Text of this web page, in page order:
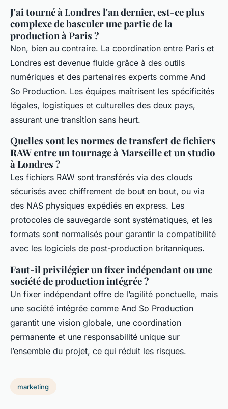
J'ai tourné à Londres l'an dernier, est-ce plus
complexe de basculer une partie de la
production à Paris ?
Non, bien au contraire. La coordination entre Paris et
Londres est devenue fluide grâce à des outils
numériques et des partenaires experts comme And
So Production. Les équipes maîtrisent les spécificités
légales, logistiques et culturelles des deux pays,
assurant une transition sans heurt.
Quelles sont les normes de transfert de fichiers
RAW entre un tournage à Marseille et un studio
à Londres ?
Les fichiers RAW sont transférés via des clouds
sécurisés avec chiffrement de bout en bout, ou via
des NAS physiques expédiés en express. Les
protocoles de sauvegarde sont systématiques, et les
formats sont normalisés pour garantir la compatibilité
avec les logiciels de post-production britanniques.
Faut-il privilégier un fixer indépendant ou une
société de production intégrée ?
Un fixer indépendant offre de l’agilité ponctuelle, mais
une société intégrée comme And So Production
garantit une vision globale, une coordination
permanente et une responsabilité unique sur
l’ensemble du projet, ce qui réduit les risques.
marketing